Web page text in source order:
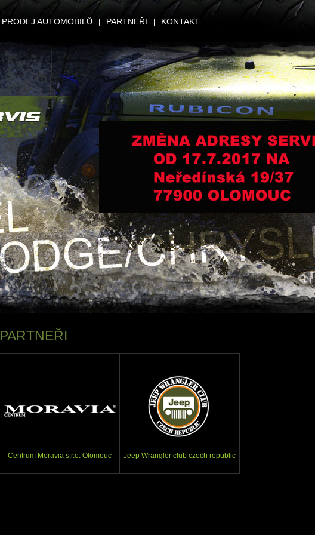
PRODEJ AUTOMOBILŮ PARTNEŘI KONTAKT
PARTNEŘI
Centrum Moravia s.r.o. Olomouc Jeep Wrangler club czech republic